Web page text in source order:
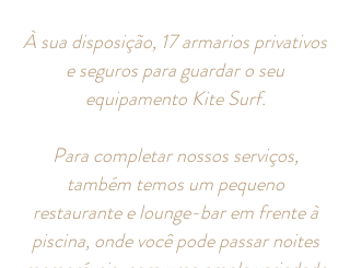
À sua disposição, 17 armarios privativos
e seguros para guardar o seu
equipamento Kite Surf.
Para completar nossos serviços,
também temos um pequeno
restaurante e lounge-bar em frente à
piscina, onde você pode passar noites